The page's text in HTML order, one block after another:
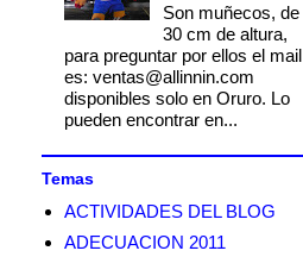
Son muñecos, de
30 cm de altura,
para preguntar por ellos el mail
es: ventas@allinnin.com
disponibles solo en Oruro. Lo
pueden encontrar en...
Temas
ACTIVIDADES DEL BLOG
ADECUACION 2011